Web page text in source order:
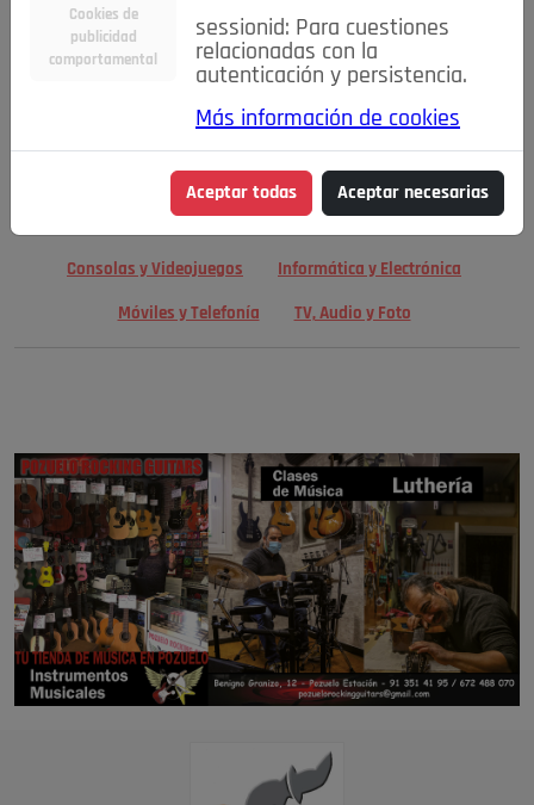
Niños y Bebés Inmobiliaria Construcción y Reformas
Moda Accesorios Ropa Motor
Motor y Accesorios Motos Ocio
Cine, Libros y Música Coleccionismo
Consolas y Videojuegos Informática y Electrónica
Móviles y Telefonía TV, Audio y Foto
Cookies de
publicidad
comportamental
sessionid: Para cuestiones
relacionadas con la
autenticación y persistencia.
Más información de cookies
Aceptar todas Aceptar necesarias